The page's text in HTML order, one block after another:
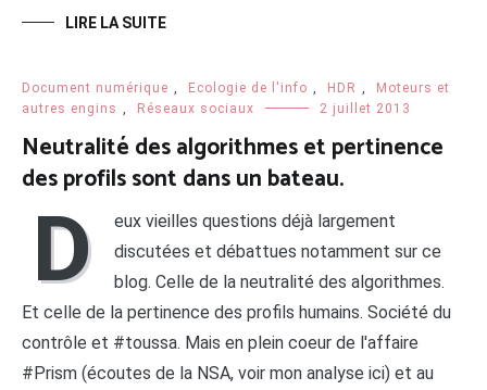
LIRE LA SUITE
Document numérique Ecologie de l'info HDR
Moteurs et
autres engins
Réseaux sociaux 2 juillet 2013
Neutralité des algorithmes et pertinence
des profils sont dans un bateau.
D
eux vieilles questions déjà largement
discutées et débattues notamment sur ce
blog. Celle de la neutralité des algorithmes.
Et celle de la pertinence des profils humains. Société du
contrôle et #toussa. Mais en plein coeur de l'affaire
#Prism (écoutes de la NSA, voir mon analyse ici) et au